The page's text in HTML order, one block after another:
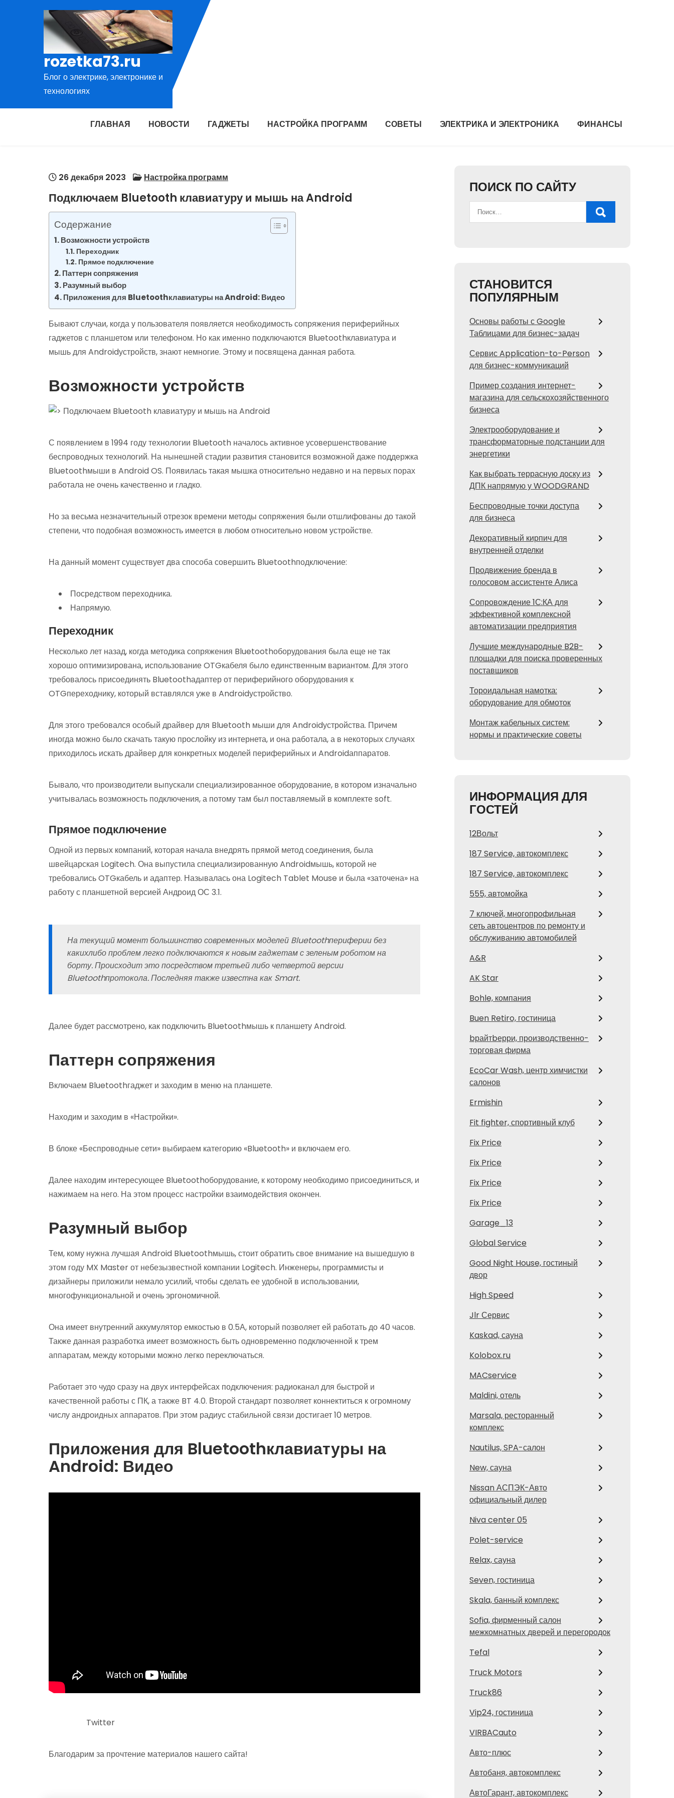
содержимому
rozetka73.ru
Блог о электрике, электронике и
технологиях
ГЛАВНАЯ НОВОСТИ ГАДЖЕТЫ НАСТРОЙКА ПРОГРАММ СОВЕТЫ ЭЛЕКТРИКА И ЭЛЕКТРОНИКА ФИНАНСЫ
26 декабря 2023 Настройка программ
Подключаем Bluetooth клавиатуру и мышь на Android
Содержание
Возможности устройств
Переходник
Прямое подключение
Паттерн сопряжения
Разумный выбор
Приложения для Bluetoothклавиатуры на Android: Видео
Бывают случаи, когда у пользователя появляется необходимость сопряжения периферийных
гаджетов с планшетом или телефоном. Но как именно подключаются Bluetoothклавиатура и
мышь для Androidустройств, знают немногие. Этому и посвящена данная работа.
Возможности устройств
С появлением в 1994 году технологии Bluetooth началось активное усовершенствование
беспроводных технологий. На нынешней стадии развития становится возможной даже поддержка
Bluetoothмыши в Android OS. Появилась такая мышка относительно недавно и на первых порах
работала не очень качественно и гладко.
Но за весьма незначительный отрезок времени методы сопряжения были отшлифованы до такой
степени, что подобная возможность имеется в любом относительно новом устройстве.
На данный момент существует два способа совершить Bluetoothподключение:
Посредством переходника.
Напрямую.
Переходник
Несколько лет назад, когда методика сопряжения Bluetoothоборудования была еще не так
хорошо оптимизирована, использование OTGкабеля было единственным вариантом. Для этого
требовалось присоединять Bluetoothадаптер от периферийного оборудования к
OTGпереходнику, который вставлялся уже в Androidустройство.
Для этого требовался особый драйвер для Bluetooth мыши для Androidустройства. Причем
иногда можно было скачать такую прослойку из интернета, и она работала, а в некоторых случаях
приходилось искать драйвер для конкретных моделей периферийных и Androidаппаратов.
Бывало, что производители выпускали специализированное оборудование, в котором изначально
учитывалась возможность подключения, а потому там был поставляемый в комплекте soft.
Прямое подключение
Одной из первых компаний, которая начала внедрять прямой метод соединения, была
швейцарская Logitech. Она выпустила специализированную Androidмышь, которой не
требовались OTGкабель и адаптер. Называлась она Logitech Tablet Mouse и была «заточена» на
работу с планшетной версией Андроид ОС 3.1.
На текущий момент большинство современных моделей Bluetoothпериферии без
какихлибо проблем легко подключаются к новым гаджетам с зеленым роботом на
борту. Происходит это посредством третьей либо четвертой версии
Bluetoothпротокола. Последняя также известна как Smart.
Далее будет рассмотрено, как подключить Bluetoothмышь к планшету Android.
Паттерн сопряжения
Включаем Bluetoothгаджет и заходим в меню на планшете.
Находим и заходим в «Настройки».
В блоке «Беспроводные сети» выбираем категорию «Bluetooth» и включаем его.
Далее находим интересующее Bluetoothоборудование, к которому необходимо присоединиться, и
нажимаем на него. На этом процесс настройки взаимодействия окончен.
Разумный выбор
Тем, кому нужна лучшая Android Bluetoothмышь, стоит обратить свое внимание на вышедшую в
этом году MX Master от небезызвестной компании Logitech. Инженеры, программисты и
дизайнеры приложили немало усилий, чтобы сделать ее удобной в использовании,
многофункциональной и очень эргономичной.
Она имеет внутренний аккумулятор емкостью в 0.5А, который позволяет ей работать до 40 часов.
Также данная разработка имеет возможность быть одновременно подключенной к трем
аппаратам, между которыми можно легко переключаться.
Работает это чудо сразу на двух интерфейсах подключения: радиоканал для быстрой и
качественной работы с ПК, а также BT 4.0. Второй стандарт позволяет коннектиться к огромному
числу андроидных аппаратов. При этом радиус стабильной связи достигает 10 метров.
Приложения для Bluetoothклавиатуры на
Android: Видео
Twitter
Благодарим за прочтение материалов нашего сайта!
ПОИСК ПО САЙТУ
СТАНОВИТСЯ
ПОПУЛЯРНЫМ
Основы работы с Google
Таблицами для бизнес-задач
Сервис Application-to-Person
для бизнес-коммуникаций
Пример создания интернет-
магазина для сельскохозяйственного
бизнеса
Электрооборудование и
трансформаторные подстанции для
энергетики
Как выбрать террасную доску из
ДПК напрямую у WOODGRAND
Беспроводные точки доступа
для бизнеса
Декоративный кирпич для
внутренней отделки
Продвижение бренда в
голосовом ассистенте Алиса
Сопровождение 1С:КА для
эффективной комплексной
автоматизации предприятия
Лучшие международные B2B-
площадки для поиска проверенных
поставщиков
Тороидальная намотка:
оборудование для обмоток
Монтаж кабельных систем:
нормы и практические советы
ИНФОРМАЦИЯ ДЛЯ
ГОСТЕЙ
12Вольт
187 Service, автокомплекс
187 Service, автокомплекс
555, автомойка
7 ключей, многопрофильная
сеть автоцентров по ремонту и
обслуживанию автомобилей
A&R
AK Star
Bohle, компания
Buen Retiro, гостиница
bрайтbерри, производственно-
торговая фирма
EcoCar Wash, центр химчистки
салонов
Ermishin
Fit fighter, спортивный клуб
Fix Price
Fix Price
Fix Price
Fix Price
Garage_13
Global Service
Good Night House, гостиный
двор
High Speed
Jlr Сервис
Kaskad, сауна
Kolobox.ru
MACservice
Maldini, отель
Marsala, ресторанный
комплекс
Nautilus, SPA-салон
New, сауна
Nissan АСПЭК-Авто
официальный дилер
Niva center 05
Polet-service
Relax, сауна
Seven, гостиница
Skala, банный комплекс
Sofia, фирменный салон
межкомнатных дверей и перегородок
Tefal
Truck Motors
Truck86
Vip24, гостиница
VIRBACauto
Авто-плюс
Автобаня, автокомплекс
АвтоГарант, автокомплекс